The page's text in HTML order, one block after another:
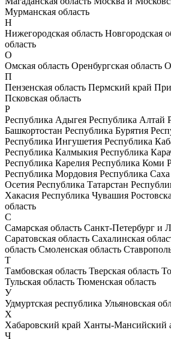
Мурманская область
Н
Нижегородская область Новгородская
область
О
Омская область Оренбургская область
П
Пензенская область Пермский край
Псковская область
Р
Республика Адыгея Республика Алтай
Башкортостан Республика Бурятия
Республика Ингушетия Республика
Республика Калмыкия Республика
Республика Карелия Республика Коми
Республика Мордовия Республика Саха
Осетия Республика Татарстан
Хакасия Республика Чувашия
область
С
Самарская область Санкт-Петербург и
Саратовская область Сахалинская
область Смоленская область
Т
Тамбовская область Тверская область
Тульская область Тюменская область
У
Удмуртская республика Ульяновская
Х
Хабаровский край Ханты-Мансийский
Ч